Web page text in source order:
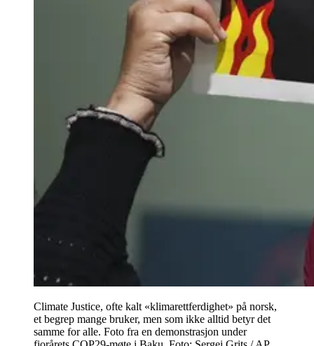
Climate Justice, ofte kalt «klimarettferdighet» på norsk,
et begrep mange bruker, men som ikke alltid betyr det
samme for alle. Foto fra en demonstrasjon under